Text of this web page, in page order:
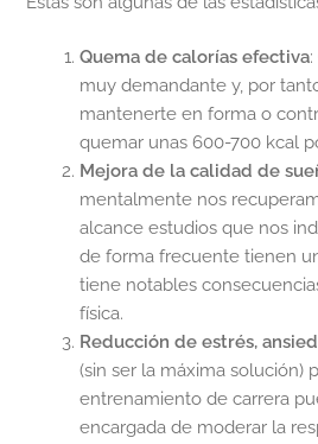
Quema de calorías efectiva:
muy demandante y, por
mantenerte en forma o
quemar unas 600-700 kcal
Mejora de la calidad de
mentalmente nos
alcance estudios que nos
de forma frecuente tienen
tiene notables
física.
Reducción de estrés,
(sin ser la máxima solución)
entrenamiento de carrera
encargada de moderar la